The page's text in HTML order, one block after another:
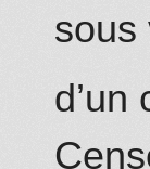
sous
d’un